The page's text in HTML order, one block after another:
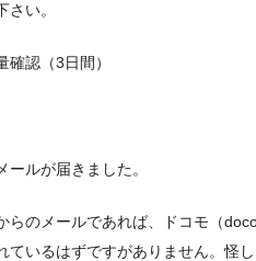
さい。
確認（3日間）
ールが届きました。
らのメールであれば、ドコモ（
ているはずですがありません。怪し